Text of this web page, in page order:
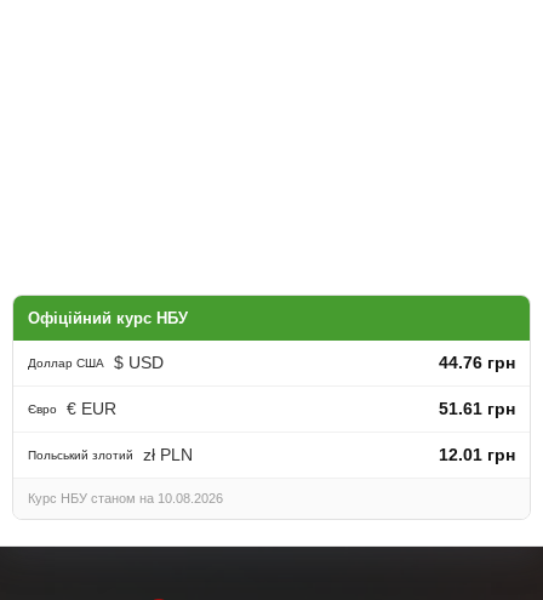
Офіційний курс НБУ
Доллар США $ USD 44.76 грн
Євро € EUR 51.61 грн
Польський злотий zł PLN 12.01 грн
Курс НБУ станом на 10.08.2026